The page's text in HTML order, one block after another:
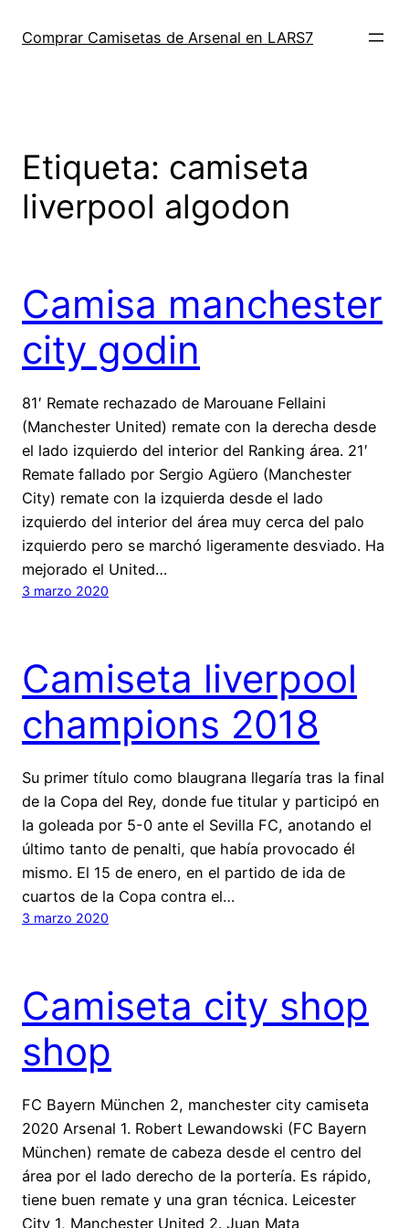
Comprar Camisetas de Arsenal en LARS7
Etiqueta: camiseta
liverpool algodon
Camisa manchester
city godin
81′ Remate rechazado de Marouane Fellaini
(Manchester United) remate con la derecha desde
el lado izquierdo del interior del Ranking área. 21′
Remate fallado por Sergio Agüero (Manchester
City) remate con la izquierda desde el lado
izquierdo del interior del área muy cerca del palo
izquierdo pero se marchó ligeramente desviado. Ha
mejorado el United…
3 marzo 2020
Camiseta liverpool
champions 2018
Su primer título como blaugrana llegaría tras la final
de la Copa del Rey, donde fue titular y participó en
la goleada por 5-0 ante el Sevilla FC, anotando el
último tanto de penalti, que había provocado él
mismo. El 15 de enero, en el partido de ida de
cuartos de la Copa contra el…
3 marzo 2020
Camiseta city shop
shop
FC Bayern München 2, manchester city camiseta
2020 Arsenal 1. Robert Lewandowski (FC Bayern
München) remate de cabeza desde el centro del
área por el lado derecho de la portería. Es rápido,
tiene buen remate y una gran técnica. Leicester
City 1, Manchester United 2. Juan Mata